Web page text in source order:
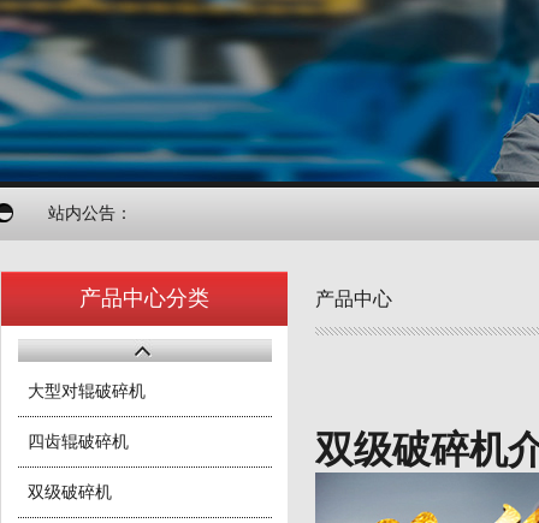
站内公告：
产品中心分类
大型对辊破碎机
四齿辊破碎机
双级破碎机
产品中心
双级破碎机